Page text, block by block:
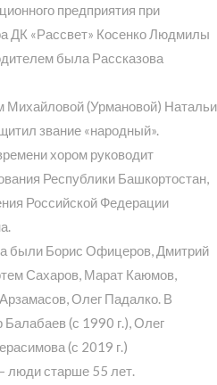
предприятия при
ДК «Рассвет» Косенко Людмилы
была Рассказова
Михайловой (Урмановой) Натальи
звание «народный».
хором руководит
Республики Башкортостан,
Российской Федерации
были Борис Офицеров, Дмитрий
Сахаров, Марат Каюмов,
Олег Падалко. В
(с 1990 г.), Олег
(с 2019 г.)
люди старше 55 лет.